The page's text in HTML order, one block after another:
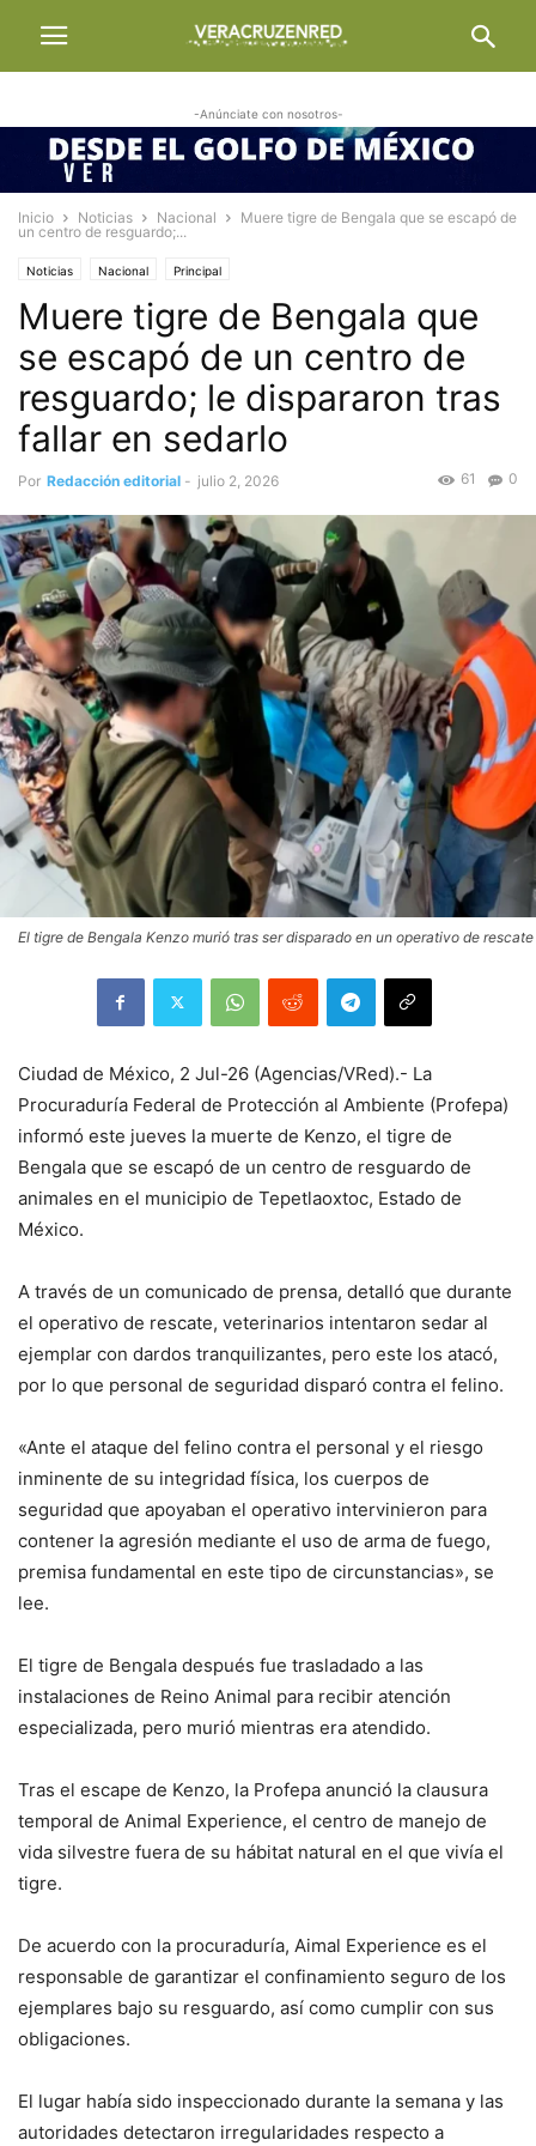
-Anúnciate con nosotros-
Inicio Noticias Nacional
Muere tigre de Bengala que se escapó de
un centro de resguardo;...
Noticias Nacional Principal
Muere tigre de Bengala que
se escapó de un centro de
resguardo; le dispararon tras
fallar en sedarlo
Por Redacción editorial - julio 2, 2026 0
61
El tigre de Bengala Kenzo murió tras ser disparado en un operativo de rescate
Ciudad de México, 2 Jul-26 (Agencias/VRed).- La
Procuraduría Federal de Protección al Ambiente (Profepa)
informó este jueves la muerte de Kenzo, el tigre de
Bengala que se escapó de un centro de resguardo de
animales en el municipio de Tepetlaoxtoc, Estado de
México.
A través de un comunicado de prensa, detalló que durante
el operativo de rescate, veterinarios intentaron sedar al
ejemplar con dardos tranquilizantes, pero este los atacó,
por lo que personal de seguridad disparó contra el felino.
«Ante el ataque del felino contra el personal y el riesgo
inminente de su integridad física, los cuerpos de
seguridad que apoyaban el operativo intervinieron para
contener la agresión mediante el uso de arma de fuego,
premisa fundamental en este tipo de circunstancias», se
lee.
El tigre de Bengala después fue trasladado a las
instalaciones de Reino Animal para recibir atención
especializada, pero murió mientras era atendido.
Tras el escape de Kenzo, la Profepa anunció la clausura
temporal de Animal Experience, el centro de manejo de
vida silvestre fuera de su hábitat natural en el que vivía el
tigre.
De acuerdo con la procuraduría, Aimal Experience es el
responsable de garantizar el confinamiento seguro de los
ejemplares bajo su resguardo, así como cumplir con sus
obligaciones.
El lugar había sido inspeccionado durante la semana y las
autoridades detectaron irregularidades respecto a